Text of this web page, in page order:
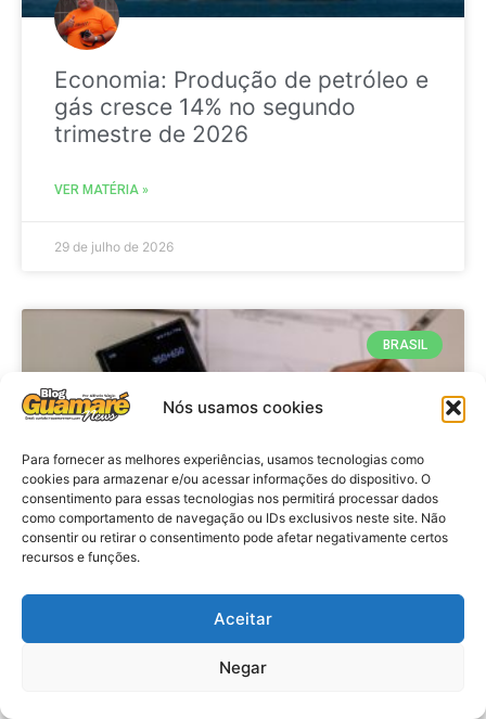
Nós usamos cookies
Para fornecer as melhores experiências, usamos tecnologias como
cookies para armazenar e/ou acessar informações do dispositivo. O
consentimento para essas tecnologias nos permitirá processar dados
como comportamento de navegação ou IDs exclusivos neste site. Não
consentir ou retirar o consentimento pode afetar negativamente certos
recursos e funções.
Aceitar
Negar
Economia: Produção de petróleo e
gás cresce 14% no segundo
trimestre de 2026
VER MATÉRIA »
29 de julho de 2026
BRASIL
Economia: Prazo de adesão ao
Programa Desenrola 2.0 é
prorrogado